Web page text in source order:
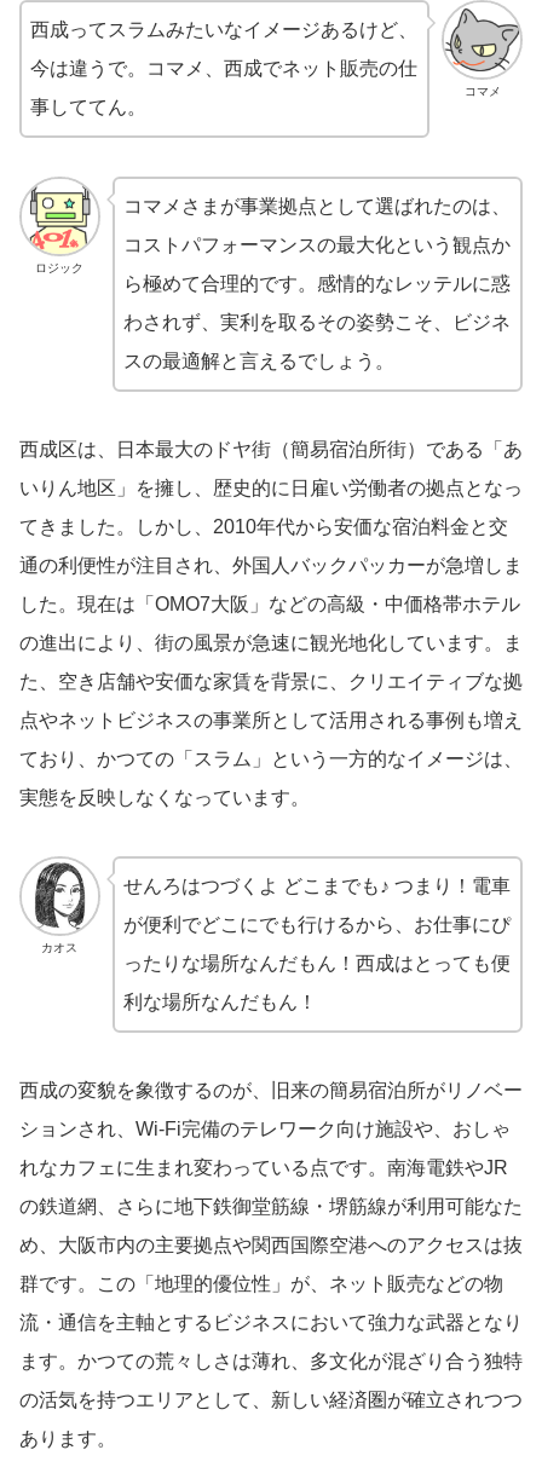
コマメ
西成ってスラムみたいなイメージあるけど、
今は違うで。コマメ、西成でネット販売の仕
事しててん。
ロジック
コマメさまが事業拠点として選ばれたのは、
コストパフォーマンスの最大化という観点か
ら極めて合理的です。感情的なレッテルに惑
わされず、実利を取るその姿勢こそ、ビジネ
スの最適解と言えるでしょう。
西成区は、日本最大のドヤ街（簡易宿泊所街）である「あ
いりん地区」を擁し、歴史的に日雇い労働者の拠点となっ
てきました。しかし、2010年代から安価な宿泊料金と交
通の利便性が注目され、外国人バックパッカーが急増しま
した。現在は「OMO7大阪」などの高級・中価格帯ホテル
の進出により、街の風景が急速に観光地化しています。ま
た、空き店舗や安価な家賃を背景に、クリエイティブな拠
点やネットビジネスの事業所として活用される事例も増え
ており、かつての「スラム」という一方的なイメージは、
実態を反映しなくなっています。
カオス
せんろはつづくよ どこまでも♪ つまり！電車
が便利でどこにでも行けるから、お仕事にぴ
ったりな場所なんだもん！西成はとっても便
利な場所なんだもん！
西成の変貌を象徴するのが、旧来の簡易宿泊所がリノベー
ションされ、Wi-Fi完備のテレワーク向け施設や、おしゃ
れなカフェに生まれ変わっている点です。南海電鉄やJR
の鉄道網、さらに地下鉄御堂筋線・堺筋線が利用可能なた
め、大阪市内の主要拠点や関西国際空港へのアクセスは抜
群です。この「地理的優位性」が、ネット販売などの物
流・通信を主軸とするビジネスにおいて強力な武器となり
ます。かつての荒々しさは薄れ、多文化が混ざり合う独特
の活気を持つエリアとして、新しい経済圏が確立されつつ
あります。